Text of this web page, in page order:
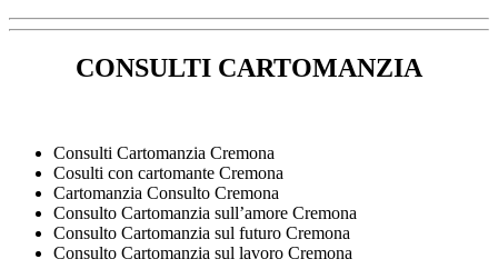
CONSULTI CARTOMANZIA
Consulti Cartomanzia Cremona
Cosulti con cartomante Cremona
Cartomanzia Consulto Cremona
Consulto Cartomanzia sull’amore Cremona
Consulto Cartomanzia sul futuro Cremona
Consulto Cartomanzia sul lavoro Cremona